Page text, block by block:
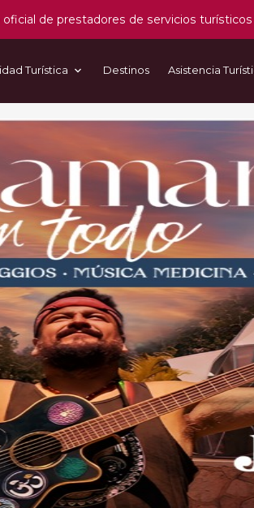
de prestadores de servicios
Turística Destinos Asistencia